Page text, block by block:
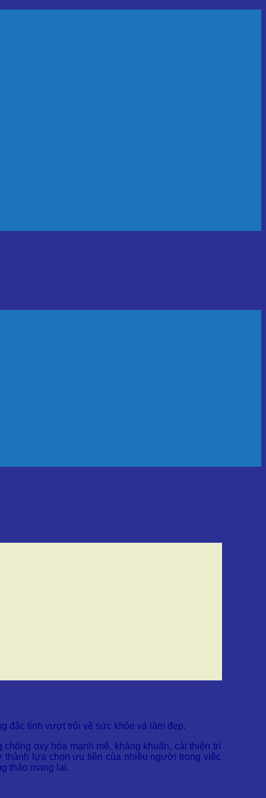
đặc tính vượt trội về sức khỏe và làm đẹp.
oxy hóa mạnh mẽ, kháng khuẩn, cải thiện trí
lựa chọn ưu tiên của nhiều người trong việc
thảo mang lại.